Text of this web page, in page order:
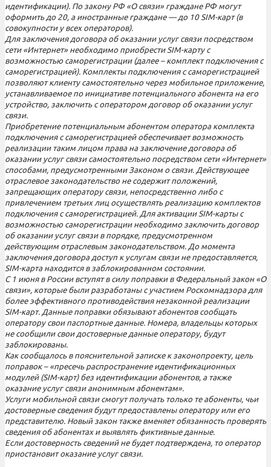
идентификации). По закону РФ «О связи» граждане РФ могут
оформить до 20, а иностранные граждане — до 10 SIM-карт (в
совокупности у всех операторов).
Для заключения договора об оказании услуг связи посредством
сети «Интернет» необходимо приобрести SIM-карту с
возможностью саморегистрации (далее – комплект подключения с
саморегистрацией). Комплекты подключения с саморегистрацией
позволяют клиенту самостоятельно через мобильное приложение,
устанавливаемое по инициативе потенциального абонента на его
устройство, заключить с оператором договор об оказании услуг
связи.
Приобретение потенциальным абонентом оператора комплекта
подключения с саморегистрацией обеспечивает возможность
реализации таким лицом права на заключение договора об
оказании услуг связи самостоятельно посредством сети «Интернет»
способами, предусмотренными Законом о связи. Действующее
отраслевое законодательство не содержит положений,
запрещающих оператору связи, непосредственно либо с
привлечением третьих лиц осуществлять реализацию комплектов
подключения с саморегистрацией. Для активации SIM-карты с
возможностью саморегистрации необходимо заключить договор
об оказании услуг связи в порядке, предусмотренном
действующим отраслевым законодательством. До момента
заключения договора доступ к услугам связи не предоставляется,
SIM-карта находится в заблокированном состоянии.
С 1 июня в России вступят в силу поправки в Федеральный закон «О
связи», которые были разработаны с участием Роскомнадзора для
более эффективного противодействия незаконной реализации
SIM-карт. Данные поправки обязывают абонентов сообщать
оператору свои паспортные данные. Номера, владельцы которых
не сообщили свои достоверные данные оператору, будут
заблокированы.
Как сообщалось в пояснительной записке к законопроекту, цель
поправок – «пресечь распространение идентификационных
модулей (SIM-карт) без идентификации абонентов, а также
оказание услуг связи анонимным абонентам».
Услуги мобильной связи смогут получать только те абоненты, чьи
достоверные сведения будут предоставлены оператору или его
представителю. Новый закон также вменяет обязанность проверять
сведения об абонентах и выявлять фиктивные данные.
Если достоверность сведений не будет подтверждена, то оператор
приостановит оказание услуг связи.